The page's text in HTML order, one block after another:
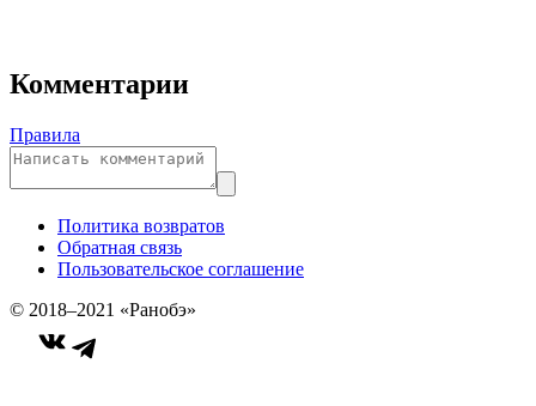
Комментарии
Правила
Политика возвратов
Обратная связь
Пользовательское соглашение
© 2018–2021 «Ранобэ»